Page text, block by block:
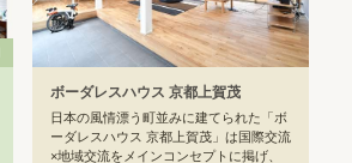
ボーダレスハウス 京都上賀茂
日本の風情漂う町並みに建てられた「ボ
ーダレスハウス 京都上賀茂」は国際交流
×地域交流をメインコンセプトに掲げ、